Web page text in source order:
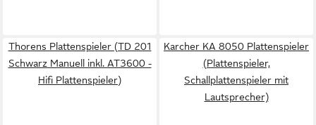
Thorens Plattenspieler (TD 201
Schwarz Manuell inkl. AT3600 -
Hifi Plattenspieler)
Karcher KA 8050 Plattenspieler
(Plattenspieler,
Schallplattenspieler mit
Lautsprecher)